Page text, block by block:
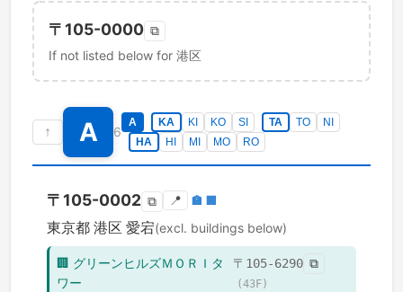
〒 105-0000 ⧉
If not listed below for 港区
↑ A 6
A KA KI KO SI TA TO
NI
HA
HI MI MO RO
〒 105-0002 ⧉ 📍 🏣 🏢
東京都 港区 愛宕(excl. buildings below)
🏢 グリーンヒルズＭＯＲＩタ
ワー
〒 105-6290 ⧉
(43F)